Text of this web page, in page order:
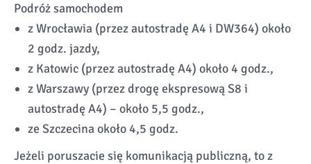
Podróż samochodem
z Wrocławia (przez autostradę A4 i DW364) około
2 godz. jazdy,
z Katowic (przez autostradę A4) około 4 godz.,
z Warszawy (przez drogę ekspresową S8 i
autostradę A4) – około 5,5 godz.,
ze Szczecina około 4,5 godz.
Jeżeli poruszacie się komunikacją publiczną, to z